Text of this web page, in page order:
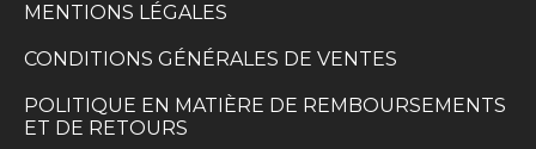
MENTIONS LÉGALES
CONDITIONS GÉNÉRALES DE VENTES
POLITIQUE EN MATIÈRE DE REMBOURSEMENTS
ET DE RETOURS